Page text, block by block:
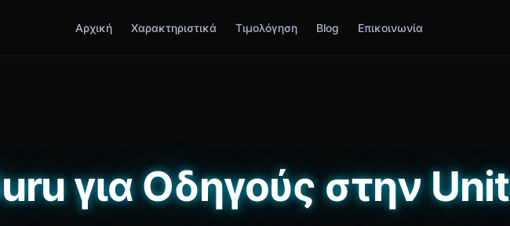
Αρχική Χαρακτηριστικά Τιμολόγηση Blog Επικοινωνία
για Οδηγούς στην